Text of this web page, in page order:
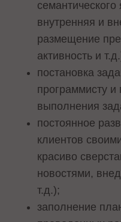
внутренняя и
размещение
активность и
постановка
программисту
выполнения
постоянное
клиентов
красиво
новостями,
т.д.);
заполнение